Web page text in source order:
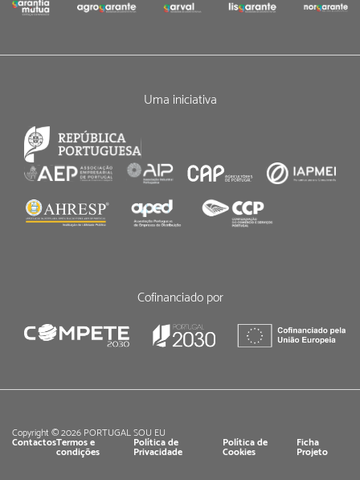
Uma iniciativa
Cofinanciado por
Copyright © 2026 PORTUGAL SOU EU
ContactosTermos e
condições
Política de
Privacidade
Política de
Cookies
Ficha
Projeto